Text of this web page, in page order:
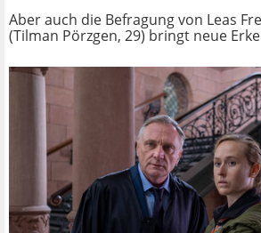
Aber auch die Befragung von Leas
(Tilman Pörzgen, 29) bringt neue